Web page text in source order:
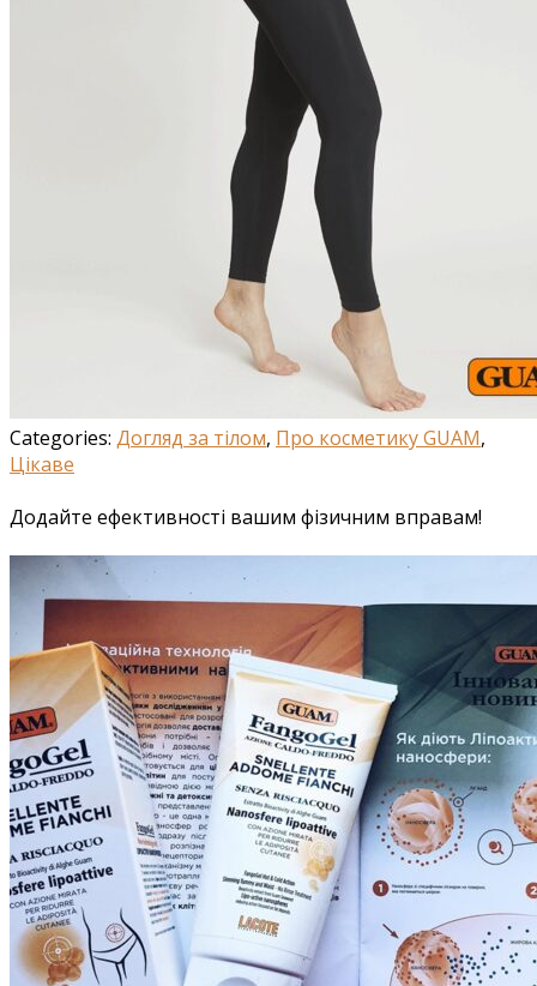
Categories: Догляд за тілом, Про косметику GUAM,
Цікаве
Додайте ефективності вашим фізичним вправам!